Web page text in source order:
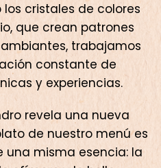
cristales de colores
que crean patrones
trabajamos
constante de
y experiencias.
revela una nueva
de nuestro menú es
una misma esencia: la